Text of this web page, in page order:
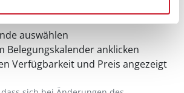
auswählen
Belegungskalender anklicken
Verfügbarkeit und Preis angezeigt